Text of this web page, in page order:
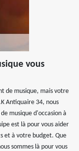
vous
de musique, mais votre
Antiquaire 34, nous
musique d'occasion à
est là pour vous aider
et à votre budget. Que
sommes là pour vous